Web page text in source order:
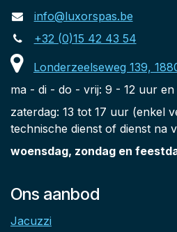
info@luxorspas.be
+32 (0)15 42 43 54
Londerzeelseweg 139,
ma - di - do - vrij: 9 - 12 uur en
zaterdag: 13 tot 17 uur (enkel
technische dienst of dienst na
woensdag, zondag en
Ons aanbod
Jacuzzi